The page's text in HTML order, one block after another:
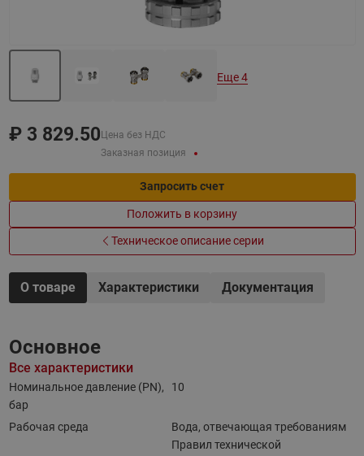
₽ 3 829.50 Цена без НДС
Заказная позиция
Запросить счет
Положить в корзину
Техническое описание серии
Еще 4
О товаре Характеристики Документация
Основное
Все характеристики
Номинальное давление (PN),
бар
10
Рабочая среда
Вода, отвечающая требованиям
Правил технической